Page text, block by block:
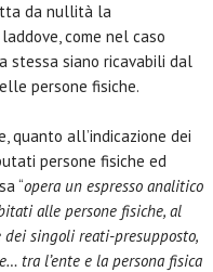
da nullità la
come nel caso
stessa siano ricavabili dal
persone fisiche.
quanto all’indicazione dei
persone fisiche ed
“opera un espresso analitico
alle persone fisiche, al
singoli reati-presupposto,
tra l’ente e la persona fisica